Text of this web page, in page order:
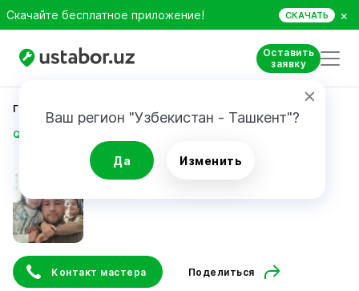
Скачайте бесплатное приложение! СКАЧАТЬ ×
Оставить
заявку
Ваш регион "Узбекистан - Ташкент"?
Да Изменить
Главная
QULMURODOV ILYOS
QULMURODOV ILYOS
Контакт мастера Поделиться